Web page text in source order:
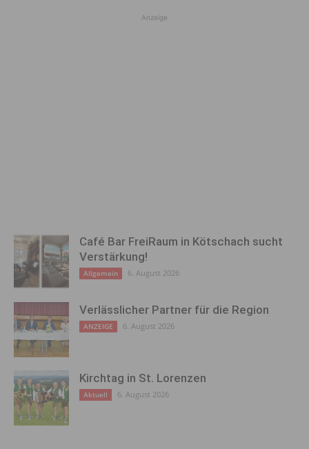
Anzeige
Café Bar FreiRaum in Kötschach sucht
Verstärkung!
Allgemein 6. August 2026
Verlässlicher Partner für die Region
ANZEIGE 6. August 2026
Kirchtag in St. Lorenzen
Aktuell 6. August 2026